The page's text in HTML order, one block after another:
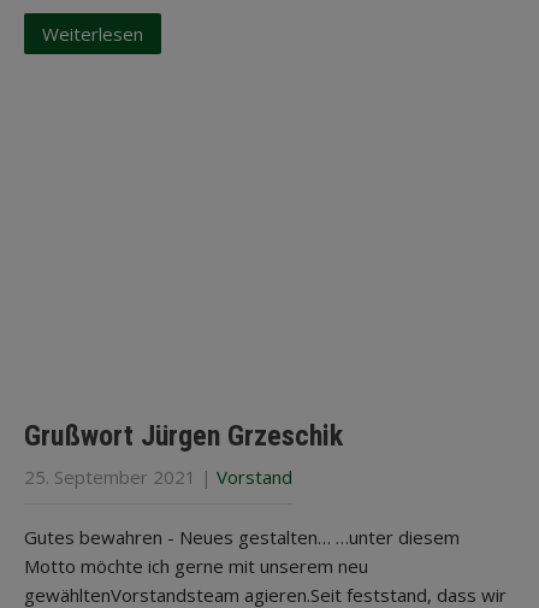
Weiterlesen
Grußwort Jürgen Grzeschik
25. September 2021 | Vorstand
Gutes bewahren - Neues gestalten… …unter diesem
Motto möchte ich gerne mit unserem neu
gewähltenVorstandsteam agieren.Seit feststand, dass wir